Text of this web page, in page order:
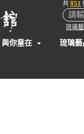
共 851
琉璃
與你童在 琉璃藝